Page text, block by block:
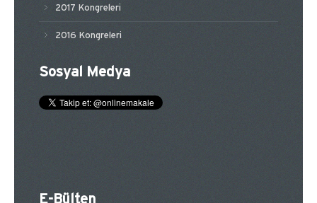
2017 Kongreleri
2016 Kongreleri
Sosyal Medya
E-Bülten